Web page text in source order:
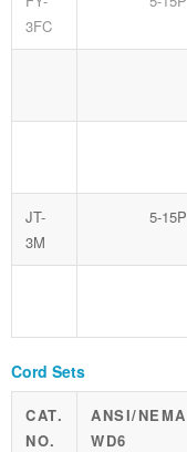
3FC
JT-
3M
5-15P
Cord Sets
CAT.
NO.
ANSI/NEMA
WD6